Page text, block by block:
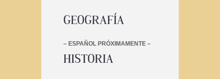
GEOGRAFÍA
– ESPAÑOL PRÓXIMAMENTE –
HISTORIA